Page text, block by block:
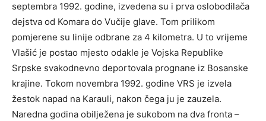
septembra 1992. godine, izvedena su i prva oslobodilača
dejstva od Komara do Vučije glave. Tom prilikom
pomjerene su linije odbrane za 4 kilometra. U to vrijeme
Vlašić je postao mjesto odakle je Vojska Republike
Srpske svakodnevno deportovala prognane iz Bosanske
krajine. Tokom novembra 1992. godine VRS je izvela
žestok napad na Karauli, nakon čega ju je zauzela.
Naredna godina obilježena je sukobom na dva fronta –